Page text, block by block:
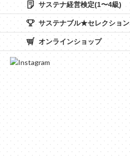
サステナ経営検定(1〜4級)
サステナブル★セレクション
オンラインショップ